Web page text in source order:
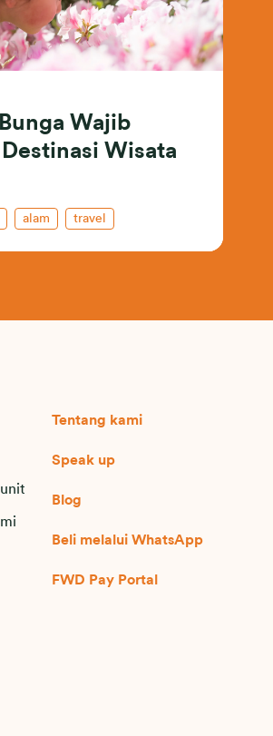
Wajib
Wisata
alam travel
Tentang kami
Speak up
Blog
Beli melalui WhatsApp
FWD Pay Portal